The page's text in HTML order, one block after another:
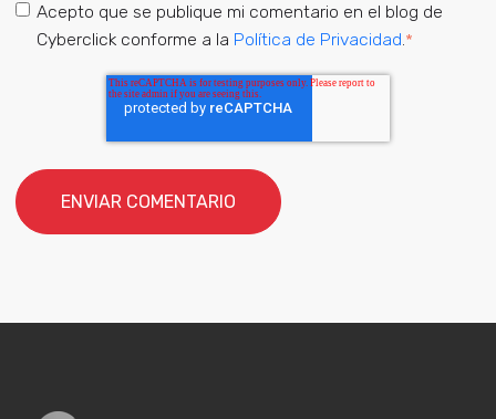
Acepto que se publique mi comentario en el blog de
Cyberclick conforme a la Política de Privacidad.*